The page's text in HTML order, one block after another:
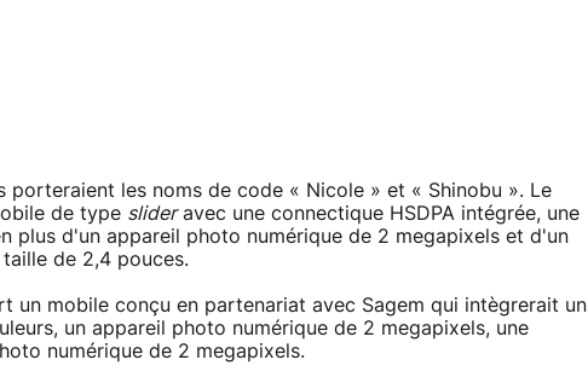
porteraient les noms de code « Nicole » et « Shinobu ». Le
de type slideravec une connectique HSDPA intégrée, une
plus d'un appareil photo numérique de 2 megapixels et d'un
de 2,4 pouces.
un mobile conçu en partenariat avec Sagem qui intègrerait un
un appareil photo numérique de 2 megapixels, une
numérique de 2 megapixels.